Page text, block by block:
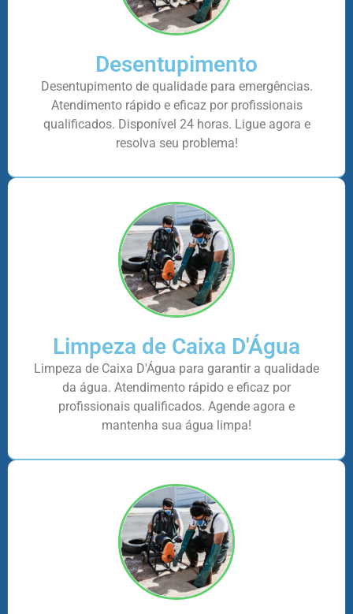
Desentupimento
Desentupimento de qualidade para emergências.
Atendimento rápido e eficaz por profissionais
qualificados. Disponível 24 horas. Ligue agora e
resolva seu problema!
Limpeza de Caixa D'Água
Limpeza de Caixa D'Água para garantir a qualidade
da água. Atendimento rápido e eficaz por
profissionais qualificados. Agende agora e
mantenha sua água limpa!